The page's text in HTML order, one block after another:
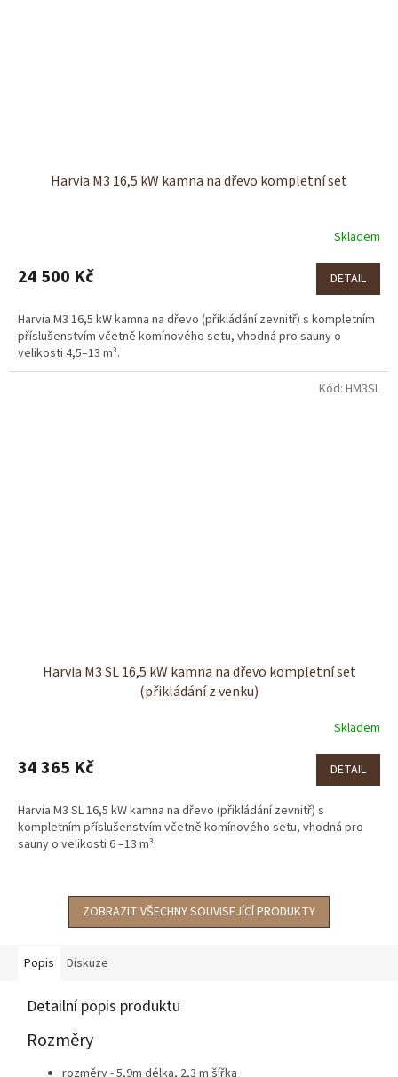
Harvia M3 16,5 kW kamna na dřevo kompletní set
Skladem
24 500 Kč DETAIL
Harvia M3 16,5 kW kamna na dřevo (přikládání zevnitř) s kompletním
příslušenstvím včetně komínového setu, vhodná pro sauny o
velikosti 4,5–13 m³.
Harvia M3 SL 16,5 kW kamna na dřevo kompletní set
(přikládání z venku)
Skladem
34 365 Kč DETAIL
Harvia M3 SL 16,5 kW kamna na dřevo (přikládání zevnitř) s
kompletním příslušenstvím včetně komínového setu, vhodná pro
sauny o velikosti 6 –13 m³.
Kód: HM3SL
ZOBRAZIT VŠECHNY SOUVISEJÍCÍ PRODUKTY
Popis Diskuze
Detailní popis produktu
Rozměry
rozměry - 5,9m délka, 2,3 m šířka